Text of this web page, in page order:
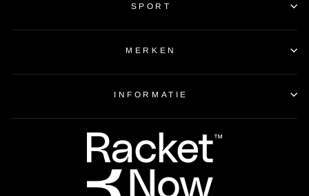
SPORT
MERKEN
INFORMATIE